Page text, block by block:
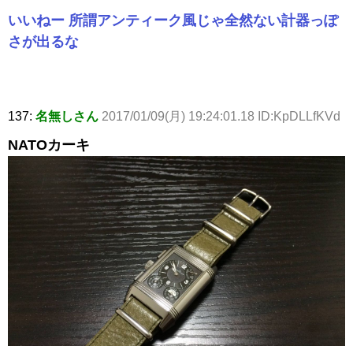
いいねー 所謂アンティーク風じゃ全然ない計器っぽ
さが出るな
137: 名無しさん 2017/01/09(月) 19:24:01.18 ID:KpDLLfKVd
NATOカーキ